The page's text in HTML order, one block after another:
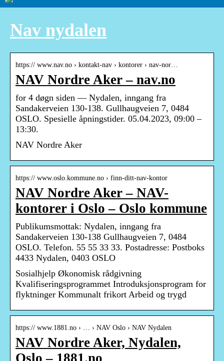
Nav nydalen
https:// www.nav.no › kontakt-nav › kontorer › nav-nor…
NAV Nordre Aker – nav.no
for 4 døgn siden — Nydalen, inngang fra
Sandakerveien 130-138. Gullhaugveien 7, 0484
OSLO. Spesielle åpningstider. 05.04.2023, 09:00 –
13:30.
NAV Nordre Aker
https:// www.oslo.kommune.no › finn-ditt-nav-kontor
NAV Nordre Aker – NAV-
kontorer i Oslo – Oslo kommune
Publikumsmottak: Nydalen, inngang fra
Sandakerveien 130-138 Gullhaugveien 7, 0484
OSLO. Telefon. 55 55 33 33. Postadresse: Postboks
4433 Nydalen, 0403 OSLO
Sosialhjelp Økonomisk rådgivning
Kvalifiseringsprogrammet Introduksjonsprogram for
flyktninger Kommunalt frikort Arbeid og trygd
https:// www.1881.no › … › NAV Oslo › NAV Nydalen
NAV Nordre Aker, Nydalen,